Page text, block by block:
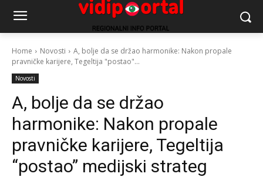
Home Novosti
A, bolje da se držao harmonike: Nakon propale
pravničke karijere, Tegeltija "postao"...
Novosti
A, bolje da se držao
harmonike: Nakon propale
pravničke karijere, Tegeltija
“postao” medijski strateg